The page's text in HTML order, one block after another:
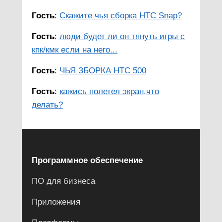
Гость: Скажите чья сборка HTC Snap?
Гость: люди будет ли он тянуть игры с
кпк/кмк если на него...
Гость: ЧЬЯ ЗБОРКА HTC 500
Гость: кажись полетел экран,что
делать?
Программное обеспечение
ПО для бизнеса
Приложения